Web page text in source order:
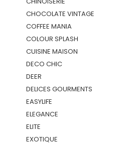
CHOCOLATE VINTAGE
COFFEE MANIA
COLOUR SPLASH
CUISINE MAISON
DECO CHIC
DEER
DELICES GOURMENTS
EASYLIFE
ELEGANCE
ELITE
EXOTIQUE